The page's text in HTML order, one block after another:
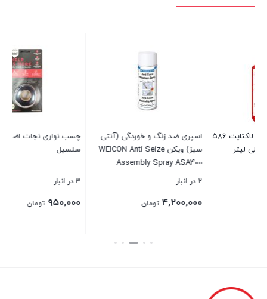
اسپری ضد زنگ و خوردگی (آنتی
سیز) ویکن WEICON Anti Seize
Assembly Spray ASA400
تومان
چسب نواری نجات اضطراری
سلسیل
تومان
بستن